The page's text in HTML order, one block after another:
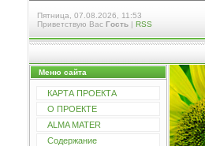
Пятница, 07.08.2026, 11:53
Приветствую Вас Гость | RSS
Меню сайта
КАРТА ПРОЕКТА
О ПРОЕКТЕ
ALMA MATER
Содержание